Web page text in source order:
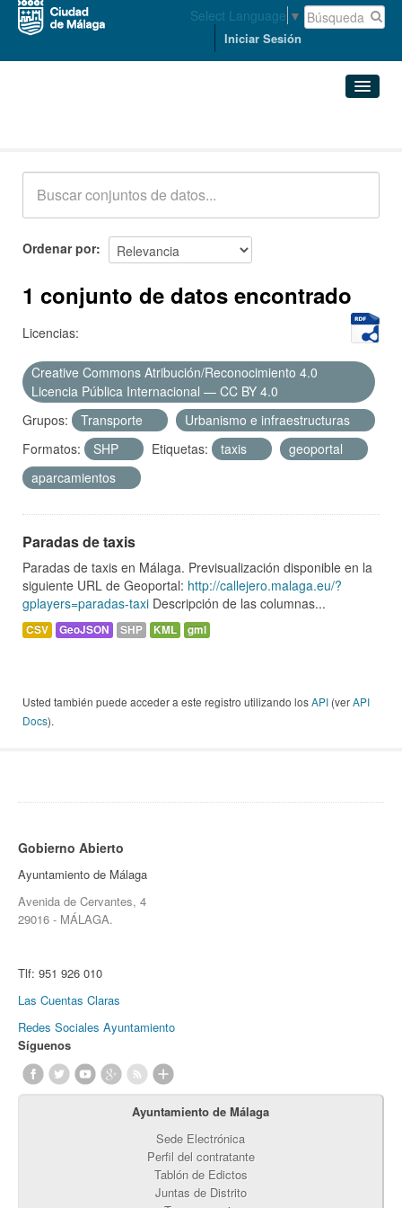
Select Language ▼
Iniciar Sesión
Acerca de
Ordenar por
1 conjunto de datos encontrado
Licencias:
Creative Commons Atribución/Reconocimiento 4.0
Licencia Pública Internacional — CC BY 4.0
Grupos:
Transporte
Urbanismo e infraestructuras
Formatos:
SHP Etiquetas: taxis
geoportal
aparcamientos
Paradas de taxis
Paradas de taxis en Málaga. Previsualización disponible en la
siguiente URL de Geoportal: http://callejero.malaga.eu/?
gplayers=paradas-taxi Descripción de las columnas...
CSV GeoJSON SHP KML gml
Usted también puede acceder a este registro utilizando losAPI (verAPI
Docs).
Gobierno Abierto
Ayuntamiento de Málaga
Avenida de Cervantes, 4
29016 - MÁLAGA.
Tlf: 951 926 010
Las Cuentas Claras
Redes Sociales Ayuntamiento
Síguenos
Ayuntamiento de Málaga
Sede Electrónica
Perfil del contratante
Tablón de Edictos
Juntas de Distrito